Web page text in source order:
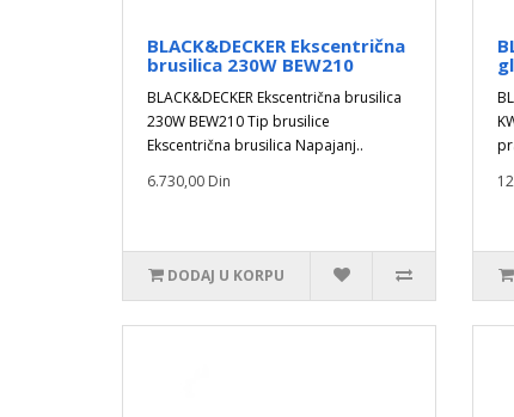
BLACK&DECKER Ekscentrična
brusilica 230W BEW210
BLACK&DECKER Ekscentrična brusilica
230W BEW210 Tip brusilice
Ekscentrična brusilica Napajanj..
6.730,00 Din
DODAJ U KORPU